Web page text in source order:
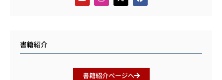
書籍紹介
書籍紹介ページへ